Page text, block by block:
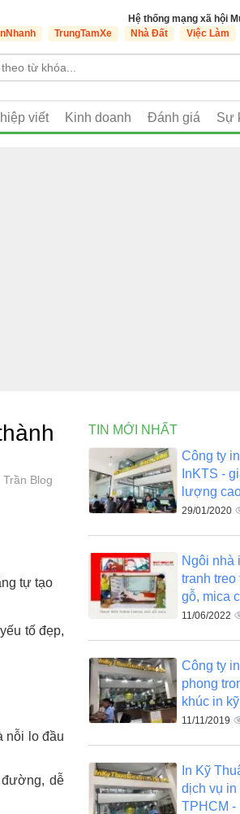
Hệ thống mạng xã hội
TrungTamXe Nhà Đất Việc Làm
viết Kinh doanh Đánh giá Sự
Blog
tự tạo
tố đẹp,
nỗi lo đầu
dễ
TIN MỚI NHẤT
Công ty
InKTS -
lượng
29/01/2020
Ngôi nhà
tranh
gỗ, mica
11/06/2022
Công ty
phong
khúc in
11/11/2019
In Kỹ
dịch vụ
TPHCM -